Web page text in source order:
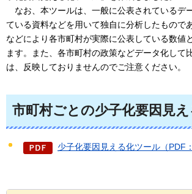
なお、本ツールは、一般に公表されているデ
ている資料などを用いて独自に分析したもので
などにより各市町村が実際に公表している数値
ます。また、各市町村の政策などデータ化して
は、反映しておりませんのでご注意ください。
市町村ごとの少子化要因見
少子化要因見える化ツール（PDF